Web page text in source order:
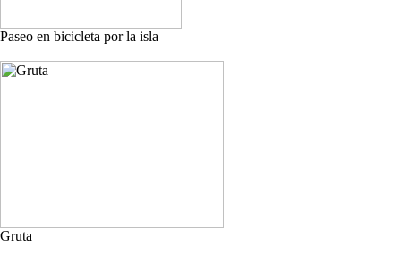
Paseo en bicicleta por la isla
Gruta